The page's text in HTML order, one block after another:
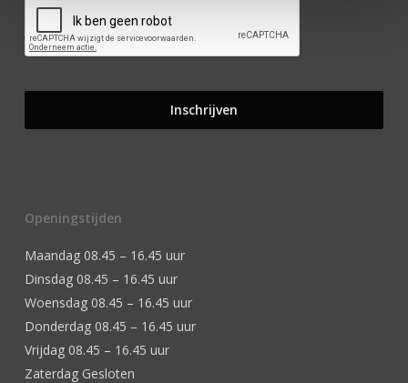
Openingstijden
Maandag 08.45 – 16.45 uur
Dinsdag 08.45 – 16.45 uur
Woensdag 08.45 – 16.45 uur
Donderdag 08.45 – 16.45 uur
Vrijdag 08.45 – 16.45 uur
Zaterdag Gesloten